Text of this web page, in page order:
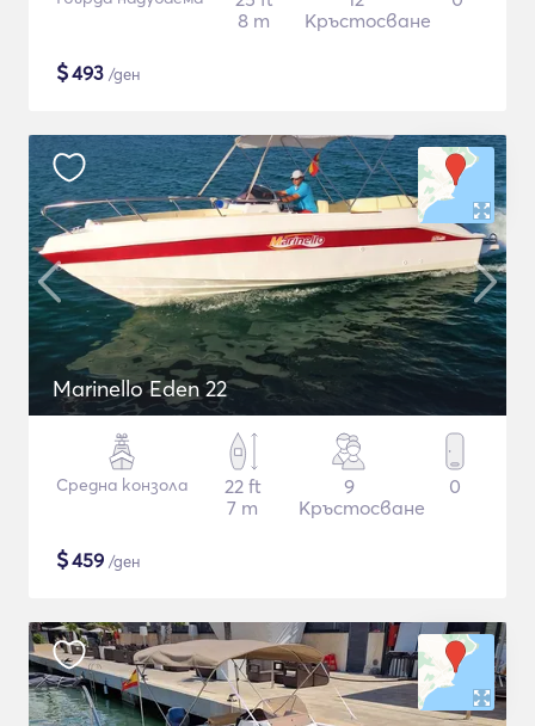
8 m
Кръстосване
$493 /ден
Marinello Eden 22
Средна конзола
22 ft
7 m
9
Кръстосване
0
$459 /ден